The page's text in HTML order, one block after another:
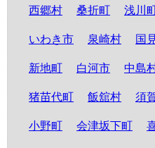
西郷村 桑折町 浅川
いわき市 泉崎村 国
新地町 白河市 中島
猪苗代町 飯舘村 須
小野町 会津坂下町